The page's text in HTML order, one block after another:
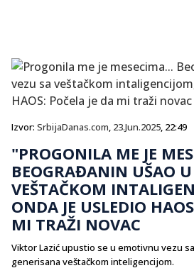
Izvor: SrbijaDanas.com, 23.Jun.2025, 22:49
"PROGONILA ME JE
BEOGRAĐANIN UŠAO U
VEŠTAČKOM
ONDA JE USLEDIO
MI TRAŽI NOVAC
Viktor Lazić upustio se u emotivnu vezu
generisana veštačkom inteligencijom.